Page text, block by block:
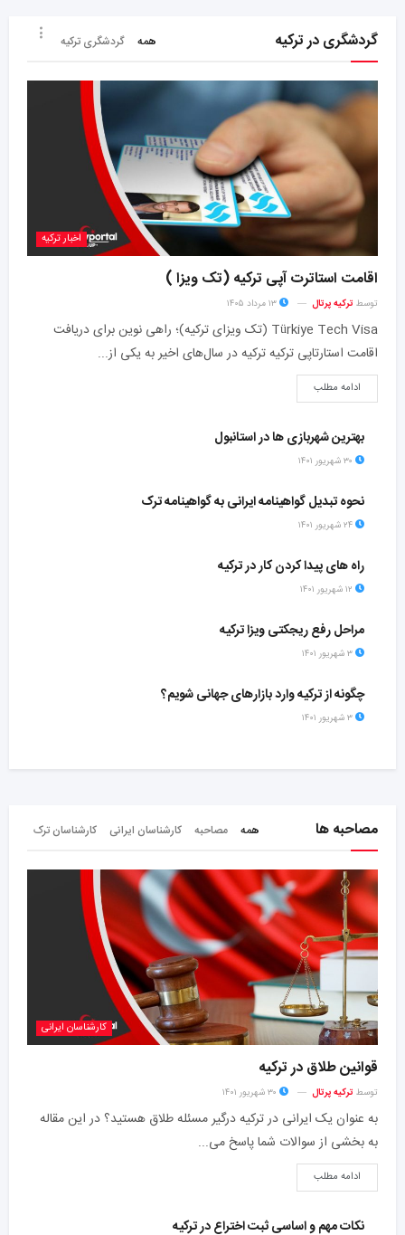
گردشگری در ترکیه همه گردشگری ترکیه
اخبار ترکیه
اقامت استاترت آپی ترکیه (تک ویزا )
توسط ترکیه پرتال
Türkiye Tech Visa (تک ویزای ترکیه)؛ راهی نوین برای دریافت
اقامت استارتاپی ترکیه ترکیه در سال‌های اخیر به یکی از...
ادامه مطلب
بهترین شهربازی ها در استانبول
نحوه تبدیل گواهینامه ایرانی به گواهینامه ترک
راه های پیدا کردن کار در ترکیه
مراحل رفع ریجکتی ویزا ترکیه
چگونه از ترکیه وارد بازارهای جهانی شویم؟
مصاحبه ها همه مصاحبه کارشناسان ایرانی کارشناسان ترک
کارشناسان ایرانی
قوانین طلاق در ترکیه
توسط ترکیه پرتال
به عنوان یک ایرانی در ترکیه درگیر مسئله طلاق هستید؟ در این مقاله
به بخشی از سوالات شما پاسخ می...
ادامه مطلب
نکات مهم و اساسی ثبت اختراع در ترکیه